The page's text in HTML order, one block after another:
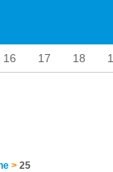
16 17 18
> 25